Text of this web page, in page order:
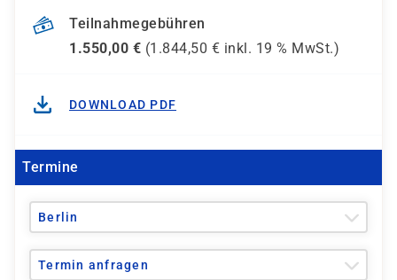
Teilnahmegebühren
1.550,00 € (1.844,50 € inkl. 19 % MwSt.)
DOWNLOAD PDF
Termine
Berlin
Termin anfragen